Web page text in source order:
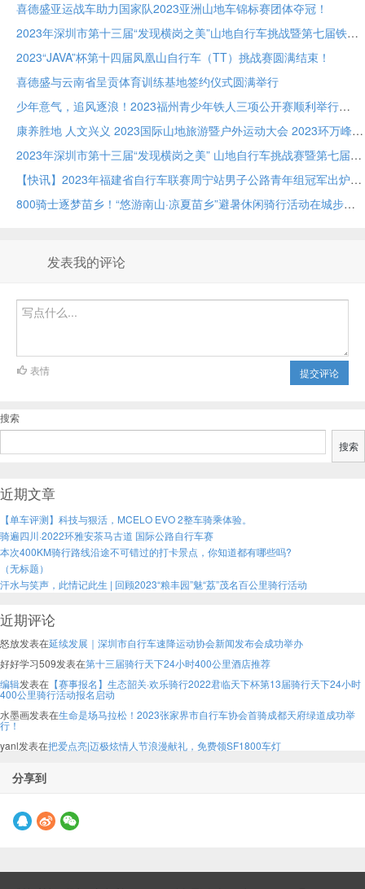
喜德盛亚运战车助力国家队2023亚洲山地车锦标赛团体夺冠！
2023年深圳市第十三届“发现横岗之美”山地自行车挑战暨第七届铁人两项接力赛圆满成功
2023“JAVA”杯第十四届凤凰山自行车（TT）挑战赛圆满结束！
喜德盛与云南省呈贡体育训练基地签约仪式圆满举行
少年意气，追风逐浪！2023福州青少年铁人三项公开赛顺利举行
康养胜地 人文兴义 2023国际山地旅游暨户外运动大会 2023环万峰林国际山地自行车赛鸣枪开赛
2023年深圳市第十三届“发现横岗之美” 山地自行车挑战赛暨第七届铁人二项接力赛
【快讯】2023年福建省自行车联赛周宁站男子公路青年组冠军出炉！
800骑士逐梦苗乡！“悠游南山·凉夏苗乡”避暑休闲骑行活动在城步苗族自治县举行！
发表我的评论
提交评论
表情
搜索
搜索
近期文章
【单车评测】科技与狠活，MCELO EVO 2整车骑乘体验。
骑遍四川·2022环雅安茶马古道 国际公路自行车赛
本次400KM骑行路线沿途不可错过的打卡景点，你知道都有哪些吗?
（无标题）
汗水与笑声，此情记此生 | 回顾2023“粮丰园”魅“荔”茂名百公里骑行活动
近期评论
怒放发表在延续发展｜深圳市自行车速降运动协会新闻发布会成功举办
好好学习509发表在第十三届骑行天下24小时400公里酒店推荐
编辑发表在 【赛事报名】生态韶关·欢乐骑行2022君临天下杯第13届骑行天下24小时
400公里骑行活动报名启动
水墨画发表在生命是场马拉松！2023张家界市自行车协会首骑成都天府绿道成功举
行！
yanl发表在把爱点亮|迈极炫情人节浪漫献礼，免费领SF1800车灯
分享到